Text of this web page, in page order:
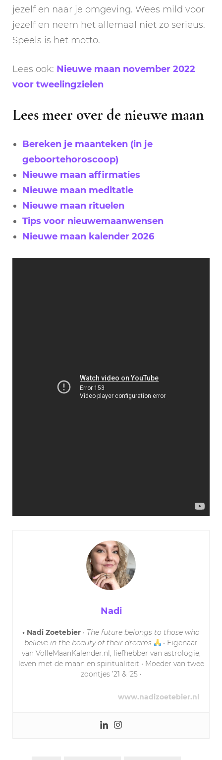
jezelf en naar je omgeving. Wees mild voor
jezelf en neem het allemaal niet zo serieus.
Speels is het motto.
Lees ook: Nieuwe maan november 2022
voor tweelingzielen
Lees meer over de nieuwe maan
Bereken je maanteken (in je
geboortehoroscoop)
Nieuwe maan affirmaties
Nieuwe maan meditatie
Nieuwe maan rituelen
Tips voor nieuwemaanwensen
Nieuwe maan kalender 2026
Nadi
• Nadi Zoetebier • The future belongs to those who
believe in the beauty of their dreams
• Eigenaar
van VolleMaanKalender.nl, liefhebber van astrologie,
leven met de maan en spiritualiteit • Moeder van twee
zoontjes ’21 & ’25 •
www.nadizoetebier.nl